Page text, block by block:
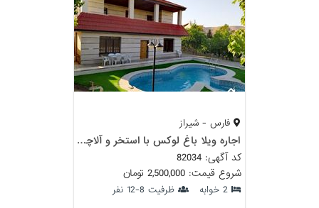
فارس - شیراز
اجاره ویلا باغ لوکس با استخر و آلاچیق
کد آگهی: 82034
شروع قیمت: 2,500,000 تومان
2 خوابه ظرفیت 8-12 نفر